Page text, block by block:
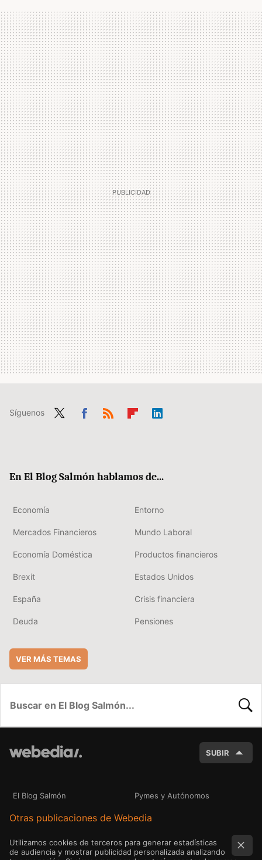
Síguenos
En El Blog Salmón hablamos de...
Economía Entorno
Mercados Financieros Mundo Laboral
Economía Doméstica Productos financieros
Brexit Estados Unidos
España Crisis financiera
Deuda Pensiones
VER MÁS TEMAS
SUBIR
El Blog Salmón Pymes y Autónomos
Otras publicaciones de Webedia
Utilizamos cookies de terceros para generar estadísticas
de audiencia y mostrar publicidad personalizada analizando